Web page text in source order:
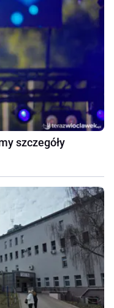
szczegóły